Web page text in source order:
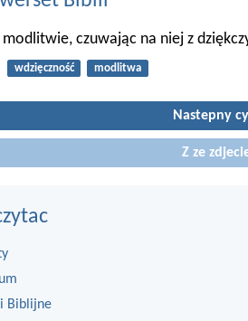
czuwając na niej z
wdzięczność modlitwa
Nastepny
Z ze
Biblijne